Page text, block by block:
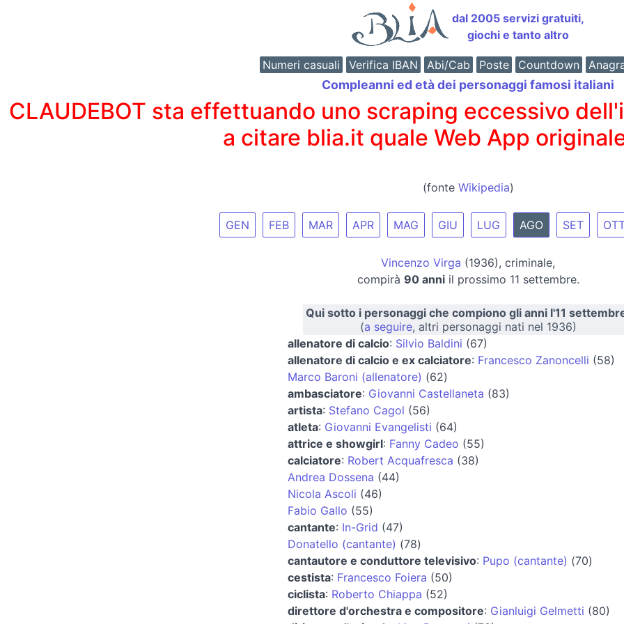
dal 2005 servizi gratuiti,
giochi e tanto altro
Numeri casuali Verifica IBAN Abi/Cab Poste Countdown
Compleanni ed età dei personaggi famosi italiani
CLAUDEBOT sta effettuando uno scraping eccessivo
a citare blia.it quale Web App
(fonte Wikipedia)
GEN FEB MAR APR MAG GIU LUG AGO SET
Vincenzo Virga (1936), criminale,
compirà 90 anniil prossimo 11 settembre.
Qui sotto i personaggi che compiono gli anni l'11
(a seguire, altri personaggi nati nel 1936)
allenatore di calcio: Silvio Baldini (67)
allenatore di calcio e ex calciatore: Francesco Zanoncelli (58)
Marco Baroni (allenatore) (62)
ambasciatore: Giovanni Castellaneta (83)
artista: Stefano Cagol (56)
atleta: Giovanni Evangelisti (64)
attrice e showgirl: Fanny Cadeo (55)
calciatore: Robert Acquafresca (38)
Andrea Dossena (44)
Nicola Ascoli (46)
Fabio Gallo (55)
cantante: In-Grid (47)
Donatello (cantante) (78)
cantautore e conduttore televisivo: Pupo (cantante) (70)
cestista: Francesco Foiera (50)
ciclista: Roberto Chiappa (52)
direttore d'orchestra e compositore: Gianluigi Gelmetti (80)